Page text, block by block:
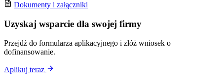
Dokumenty i załączniki
Uzyskaj wsparcie dla swojej firmy
Przejdź do formularza aplikacyjnego i złóż wniosek o
dofinansowanie.
Aplikuj teraz